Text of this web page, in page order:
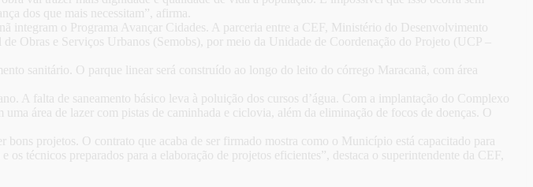
dos que mais necessitam”, afirma.
integram o Programa Avançar Cidades. A parceria entre a CEF, Ministério do Desenvolvimento
Obras e Serviços Urbanos (Semobs), por meio da Unidade de Coordenação do Projeto (UCP –
sanitário. O parque linear será construído ao longo do leito do córrego Maracanã, com área
A falta de saneamento básico leva à poluição dos cursos d’água. Com a implantação do Complexo
área de lazer com pistas de caminhada e ciclovia, além da eliminação de focos de doenças. O
projetos. O contrato que acaba de ser firmado mostra como o Município está capacitado para
técnicos preparados para a elaboração de projetos eficientes”, destaca o superintendente da CEF,